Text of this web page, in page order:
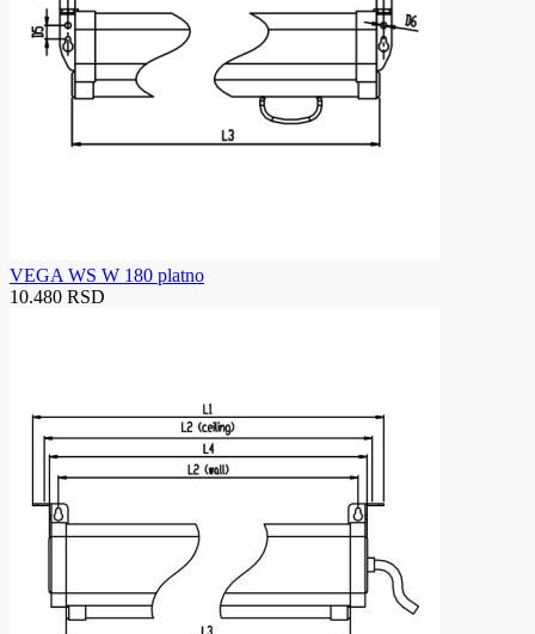
VEGA WS W 180 platno
10.480 RSD